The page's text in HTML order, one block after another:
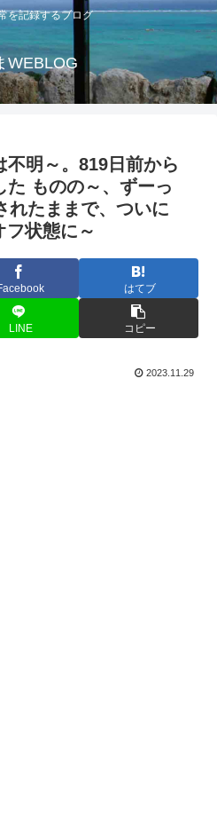
を記録するブログ
WEBLOG
不明～。819日前から
た ものの～、ずーっ
れたままで、ついに
フ状態に～
はてブ
LINE コピー
2023.11.29